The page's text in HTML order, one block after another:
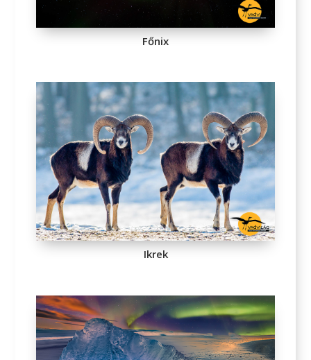
Főnix
Ikrek